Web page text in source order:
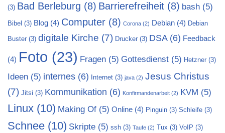
(3) Bad Berleburg (8) Barrierefreiheit (8) bash (5)
Bibel (3) Blog (4) Computer (8) Corona (2) Debian (4) Debian
Buster (3) digitale Kirche (7) Drucker (3) DSA(6) Feedback
(4) Foto (23) Fragen (5) Gottesdienst (5) Hetzner (3)
Ideen (5) internes (6) Internet (3) java (2) Jesus Christus
(7) Jitsi (3) Kommunikation (6) Konfirmandenarbeit (2) KVM (5)
Linux (10) Making Of (5) Online (4) Pinguin (3) Schleife (3)
Schnee (10) Skripte (5) ssh (3) Taufe (2) Tux (3) VoIP (3)